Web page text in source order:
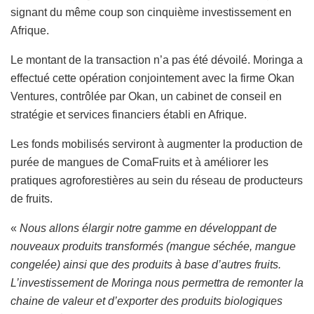
signant du même coup son cinquième investissement en
Afrique.
Le montant de la transaction n’a pas été dévoilé. Moringa a
effectué cette opération conjointement avec la firme Okan
Ventures, contrôlée par Okan, un cabinet de conseil en
stratégie et services financiers établi en Afrique.
Les fonds mobilisés serviront à augmenter la production de
purée de mangues de ComaFruits et à améliorer les
pratiques agroforestières au sein du réseau de producteurs
de fruits.
« Nous allons élargir notre gamme en développant de
nouveaux produits transformés (mangue séchée, mangue
congelée) ainsi que des produits à base d’autres fruits.
L’investissement de Moringa nous permettra de remonter la
chaine de valeur et d’exporter des produits biologiques